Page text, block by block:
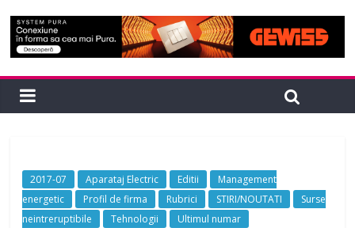
2017-07 Aparataj Electric Editii
Management
energetic
Profil de firma Rubrici STIRI/NOUTATI
Surse
neintreruptibile
Tehnologii Ultimul numar